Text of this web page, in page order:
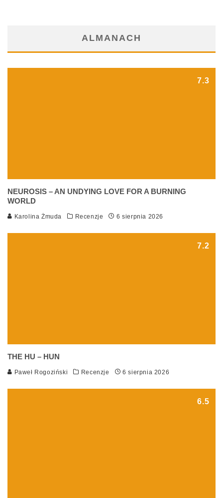
ALMANACH
7.3
NEUROSIS – AN UNDYING LOVE FOR A BURNING
WORLD
Karolina Żmuda Recenzje 6 sierpnia 2026
7.2
THE HU – HUN
Paweł Rogoziński Recenzje 6 sierpnia 2026
6.5